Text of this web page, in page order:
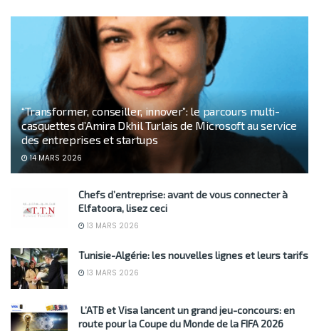
“Transformer, conseiller, innover”: le parcours multi-
casquettes d’Amira Dkhil Turlais de Microsoft au service
des entreprises et startups
14 MARS 2026
Chefs d’entreprise: avant de vous connecter à
Elfatoora, lisez ceci
13 MARS 2026
Tunisie-Algérie: les nouvelles lignes et leurs tarifs
13 MARS 2026
L’ATB et Visa lancent un grand jeu-concours: en
route pour la Coupe du Monde de la FIFA 2026